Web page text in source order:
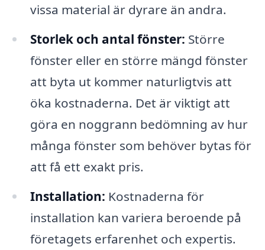
vissa material är dyrare än andra.
Storlek och antal fönster: Större
fönster eller en större mängd fönster
att byta ut kommer naturligtvis att
öka kostnaderna. Det är viktigt att
göra en noggrann bedömning av hur
många fönster som behöver bytas för
att få ett exakt pris.
Installation: Kostnaderna för
installation kan variera beroende på
företagets erfarenhet och expertis.